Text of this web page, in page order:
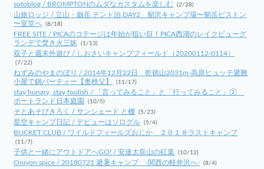
sotoblog / BROMPTONのムダなカスタムを楽しむ (2/28)
山旅ロッジ / 立山・劔岳 テント泊 DAY2 剱沢キャンプ場〜剱岳ピストン
〜室堂へ (8/18)
FREE SITE / PICAのコテージは年始が狙い目！PICA西湖のレイクビューグ
ランデで焚き火三昧
(1/13)
双子と週末外遊び / しおさいキャンプフィールド（20200112-0114）
(7/22)
ねずみのやまのぼり / 2014年12月22日 乾徳山2031m-高原ヒュッテ避難
小屋で鍋パーティー【奥秩父】
(11/17)
stay hungry, stay foolish / 「言ってみること」と「行ってみること」②
ポートランド日本庭園
(10/5)
そとあそびきろく / サンシェード と棚 (5/23)
星空キャンプ日記 / デビューはソログル (5/4)
BUCKET CLUB / ワイルドフィールズおじか ２０１８ラストキャンプ
(11/7)
子供と一緒にアウトドアへGO! / 安達太良山の紅葉 (10/12)
Oniyon spice / 20180721 避暑キャンプ -関西の軽井沢へ- (8/4)